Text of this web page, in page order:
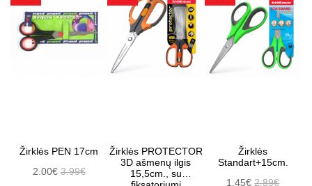
Žirklės PEN 17cm
2.00€3.99€
Žirklės PROTECTOR
3D ašmenų ilgis
15,5cm., su
Žirklės
Standart+15cm.
1.45€2.89€